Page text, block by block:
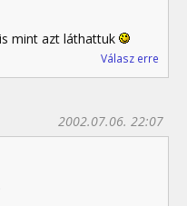
mint azt láthattuk
Válasz erre
2002.07.06. 22:07